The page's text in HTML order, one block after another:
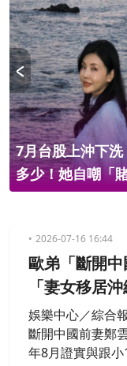
7月台股上沖下
多少！她自嘲「
錢
2026-07-16 16:44
歐弟「斷開
「妻女移居
娛樂中心／綜合
斷開中國前妻鄭
年8月證實與跟